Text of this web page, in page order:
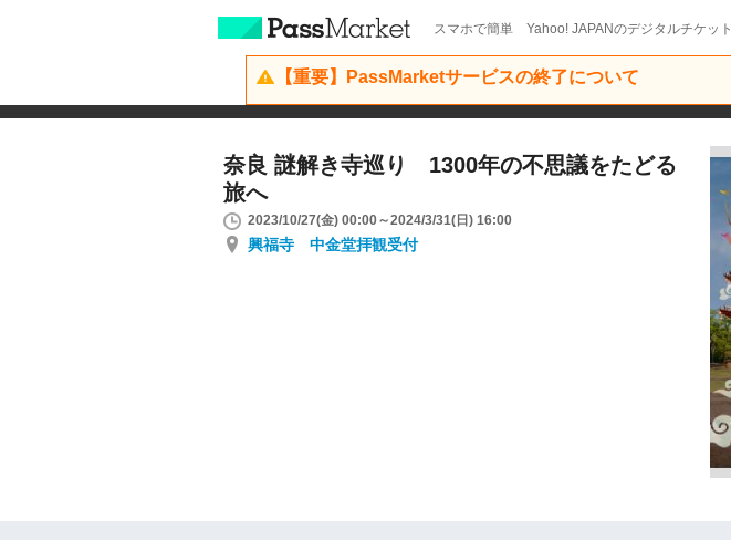
スマホで簡単 Yahoo! JAPANのデジタルチケット
【重要】PassMarketサービスの終了について
奈良 謎解き寺巡り 1300年の不思議をたどる
旅へ
2023/10/27(金) 00:00～2024/3/31(日) 16:00
興福寺 中金堂拝観受付